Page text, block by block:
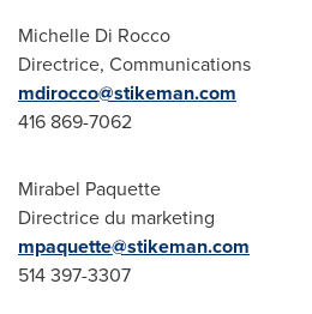
Michelle Di Rocco
Directrice, Communications
mdirocco@stikeman.com
416 869-7062
Mirabel Paquette
Directrice du marketing
mpaquette@stikeman.com
514 397-3307